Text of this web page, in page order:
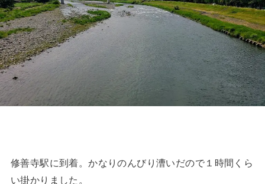
修善寺駅に到着。かなりのんびり漕いだので１時間くら
い掛かりました。